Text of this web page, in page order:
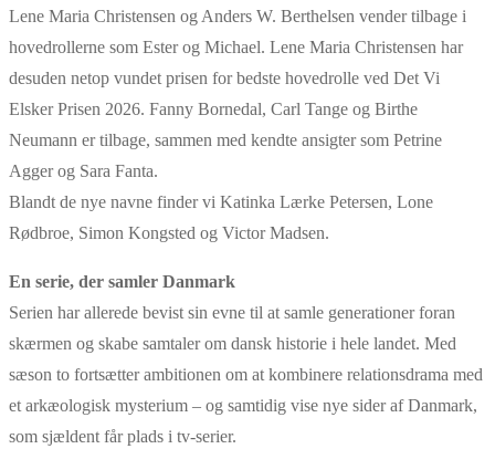
Lene Maria Christensen og Anders W. Berthelsen vender tilbage i
hovedrollerne som Ester og Michael. Lene Maria Christensen har
desuden netop vundet prisen for bedste hovedrolle ved Det Vi
Elsker Prisen 2026. Fanny Bornedal, Carl Tange og Birthe
Neumann er tilbage, sammen med kendte ansigter som Petrine
Agger og Sara Fanta.
Blandt de nye navne finder vi Katinka Lærke Petersen, Lone
Rødbroe, Simon Kongsted og Victor Madsen.
En serie, der samler Danmark
Serien har allerede bevist sin evne til at samle generationer foran
skærmen og skabe samtaler om dansk historie i hele landet. Med
sæson to fortsætter ambitionen om at kombinere relationsdrama med
et arkæologisk mysterium – og samtidig vise nye sider af Danmark,
som sjældent får plads i tv-serier.